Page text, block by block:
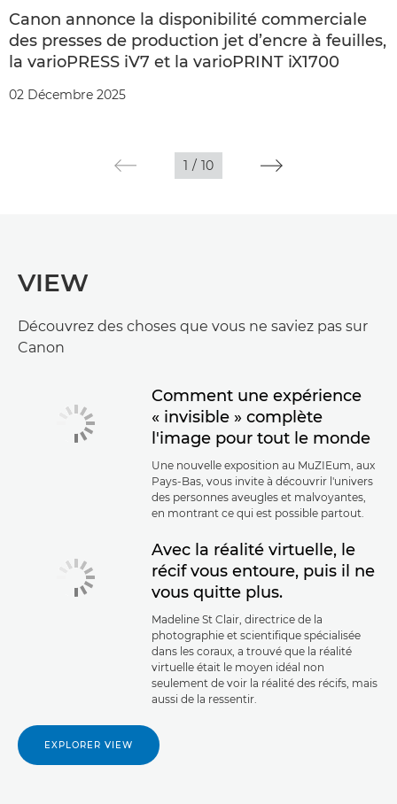
Canon annonce la disponibilité commerciale
des presses de production jet d’encre à feuilles,
la varioPRESS iV7 et la varioPRINT iX1700
02 Décembre 2025
1 / 10
VIEW
Découvrez des choses que vous ne saviez pas sur
Canon
Comment une expérience
« invisible » complète
l'image pour tout le monde
Une nouvelle exposition au MuZIEum, aux
Pays-Bas, vous invite à découvrir l'univers
des personnes aveugles et malvoyantes,
en montrant ce qui est possible partout.
Avec la réalité virtuelle, le
récif vous entoure, puis il ne
vous quitte plus.
Madeline St Clair, directrice de la
photographie et scientifique spécialisée
dans les coraux, a trouvé que la réalité
virtuelle était le moyen idéal non
seulement de voir la réalité des récifs, mais
aussi de la ressentir.
EXPLORER VIEW